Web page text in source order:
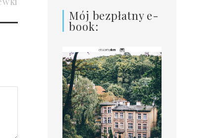
Mój bezpłatny e-
book: